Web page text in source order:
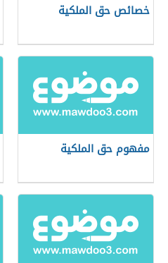
خصائص حق الملكية
مفهوم حق الملكية